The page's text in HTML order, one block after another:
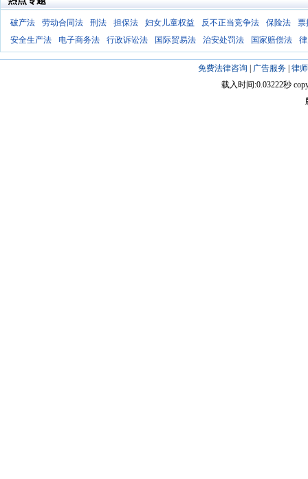
破产法 劳动合同法 刑法 担保法 妇女儿童权益 反不正当竞争法 保险法
票
安全生产法
电子商务法 行政诉讼法 国际贸易法 治安处罚法 国家赔偿法
免费法律咨询 广告服务| 律
载入时间:0.03222秒